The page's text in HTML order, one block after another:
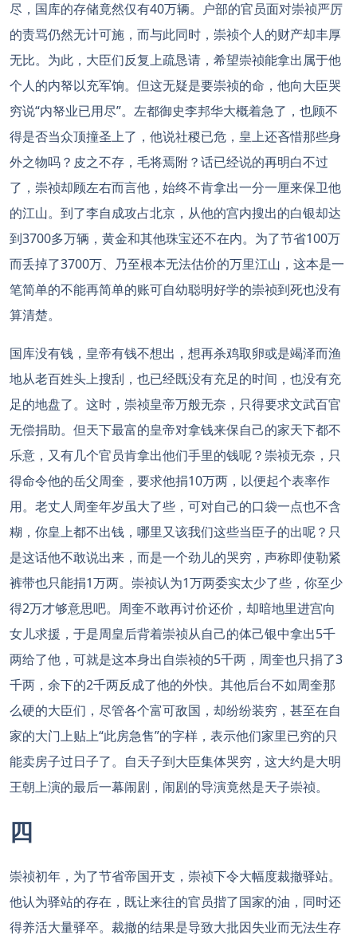
尽，国库的存储竟然仅有40万辆。户部的官员面对崇祯严厉
的责骂仍然无计可施，而与此同时，崇祯个人的财产却丰厚
无比。为此，大臣们反复上疏恳请，希望崇祯能拿出属于他
个人的内帑以充军饷。但这无疑是要崇祯的命，他向大臣哭
穷说“内帑业已用尽”。左都御史李邦华大概着急了，也顾不
得是否当众顶撞圣上了，他说社稷已危，皇上还吝惜那些身
外之物吗？皮之不存，毛将焉附？话已经说的再明白不过
了，崇祯却顾左右而言他，始终不肯拿出一分一厘来保卫他
的江山。到了李自成攻占北京，从他的宫内搜出的白银却达
到3700多万辆，黄金和其他珠宝还不在内。为了节省100万
而丢掉了3700万、乃至根本无法估价的万里江山，这本是一
笔简单的不能再简单的账可自幼聪明好学的崇祯到死也没有
算清楚。
国库没有钱，皇帝有钱不想出，想再杀鸡取卵或是竭泽而渔
地从老百姓头上搜刮，也已经既没有充足的时间，也没有充
足的地盘了。这时，崇祯皇帝万般无奈，只得要求文武百官
无偿捐助。但天下最富的皇帝对拿钱来保自己的家天下都不
乐意，又有几个官员肯拿出他们手里的钱呢？崇祯无奈，只
得命令他的岳父周奎，要求他捐10万两，以便起个表率作
用。老丈人周奎年岁虽大了些，可对自己的口袋一点也不含
糊，你皇上都不出钱，哪里又该我们这些当臣子的出呢？只
是这话他不敢说出来，而是一个劲儿的哭穷，声称即使勒紧
裤带也只能捐1万两。崇祯认为1万两委实太少了些，你至少
得2万才够意思吧。周奎不敢再讨价还价，却暗地里进宫向
女儿求援，于是周皇后背着崇祯从自己的体己银中拿出5千
两给了他，可就是这本身出自崇祯的5千两，周奎也只捐了3
千两，余下的2千两反成了他的外快。其他后台不如周奎那
么硬的大臣们，尽管各个富可敌国，却纷纷装穷，甚至在自
家的大门上贴上“此房急售”的字样，表示他们家里已穷的只
能卖房子过日子了。自天子到大臣集体哭穷，这大约是大明
王朝上演的最后一幕闹剧，闹剧的导演竟然是天子崇祯。
四
崇祯初年，为了节省帝国开支，崇祯下令大幅度裁撤驿站。
他认为驿站的存在，既让来往的官员揩了国家的油，同时还
得养活大量驿卒。裁撤的结果是导致大批因失业而无法生存